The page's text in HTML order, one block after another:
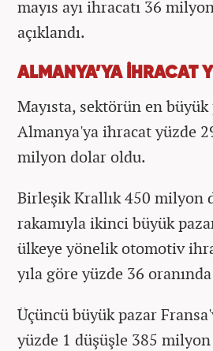
mayıs ayı ihracatı 36
açıklandı.
ALMANYA’YA İHRACAT
Mayısta, sektörün en büyük
Almanya'ya ihracat yüzde
milyon dolar oldu.
Birleşik Krallık 450 milyon
rakamıyla ikinci büyük
ülkeye yönelik otomotiv
yıla göre yüzde 36
Üçüncü büyük pazar
yüzde 1 düşüşle 385